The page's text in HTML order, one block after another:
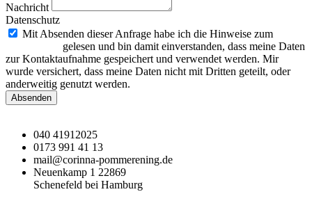
Nachricht
Datenschutz
Mit Absenden dieser Anfrage habe ich die Hinweise zum
gelesen und bin damit einverstanden, dass meine Daten
zur Kontaktaufnahme gespeichert und verwendet werden. Mir
wurde versichert, dass meine Daten nicht mit Dritten geteilt, oder
anderweitig genutzt werden.
Absenden
040 41912025
0173 991 41 13
mail@corinna-pommerening.de
Neuenkamp 1 22869
Schenefeld bei Hamburg